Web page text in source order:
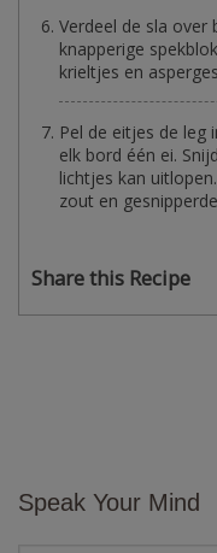
Verdeel de sla over
knapperige
krieltjes en
Pel de eitjes de leg
elk bord één ei.
lichtjes kan
zout en
Share this Recipe
Speak Your Mind